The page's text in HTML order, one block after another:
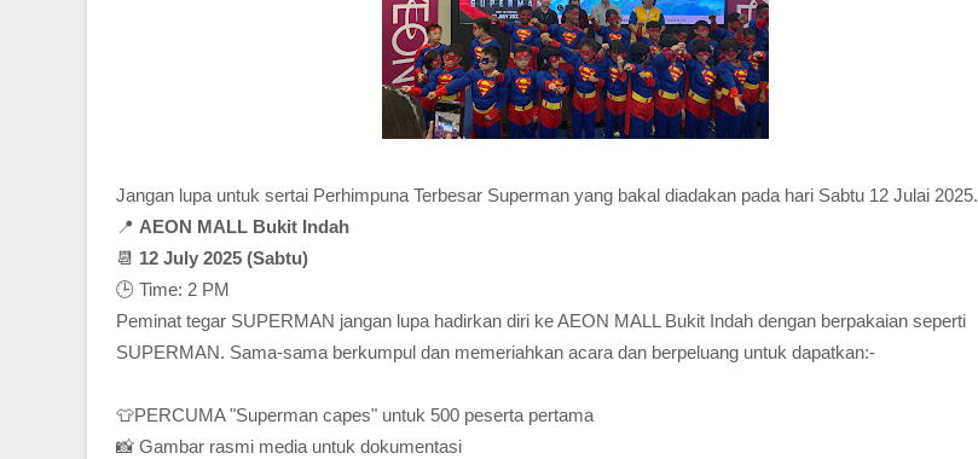
Jangan lupa untuk sertai Perhimpuna Terbesar Superman yang bakal diadakan pada hari Sabtu 12 Julai 2025.
📍 AEON MALL Bukit Indah
📆 12 July 2025 (Sabtu)
🕒 Time: 2 PM
Peminat tegar SUPERMAN jangan lupa hadirkan diri ke AEON MALL Bukit Indah dengan berpakaian seperti
SUPERMAN. Sama-sama berkumpul dan memeriahkan acara dan berpeluang untuk dapatkan:-
👕PERCUMA "Superman capes" untuk 500 peserta pertama
📸 Gambar rasmi media untuk dokumentasi